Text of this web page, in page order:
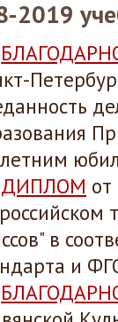
2019
ДИПЛОМ
в
и